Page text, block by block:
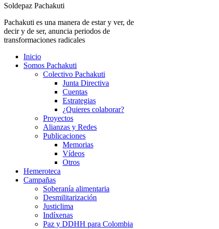
Soldepaz Pachakuti
Pachakuti es una manera de estar y ver, de
decir y de ser, anuncia periodos de
transformaciones radicales
Inicio
Somos Pachakuti
Colectivo Pachakuti
Junta Directiva
Cuentas
Estrategias
¿Quieres colaborar?
Proyectos
Alianzas y Redes
Publicaciones
Memorias
Vídeos
Otros
Hemeroteca
Campañas
Soberanía alimentaria
Desmilitarización
Justiclima
Indíxenas
Paz y DDHH para Colombia